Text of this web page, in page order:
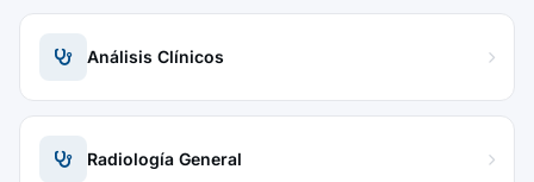
Análisis Clínicos
Radiología General